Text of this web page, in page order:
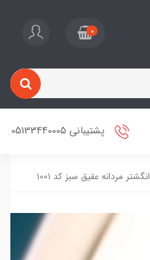
0
پشتیبانی 05133440005
انگشتر مردانه عقیق سبز کد 1001